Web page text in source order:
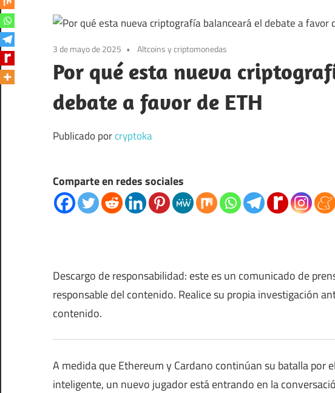
3 de mayo de 2025 Altcoins y criptomonedas
Por qué esta nueva
debate a favor de ETH
Publicado porcryptoka
Comparte en redes sociales
Descargo de responsabilidad: este es un comunicado de
responsable del contenido. Realice su propia investigación
contenido.
A medida que Ethereum y Cardano continúan su batalla por
inteligente, un nuevo jugador está entrando en la